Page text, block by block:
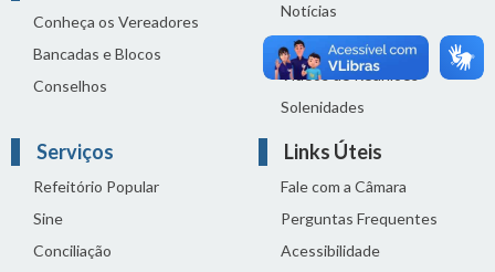
Conheça os Vereadores
Bancadas e Blocos
Conselhos
Notícias
Sala de Imprensa
Vídeos de Reuniões
Solenidades
Serviços
Refeitório Popular
Sine
Conciliação
Links Úteis
Fale com a Câmara
Perguntas Frequentes
Acessibilidade